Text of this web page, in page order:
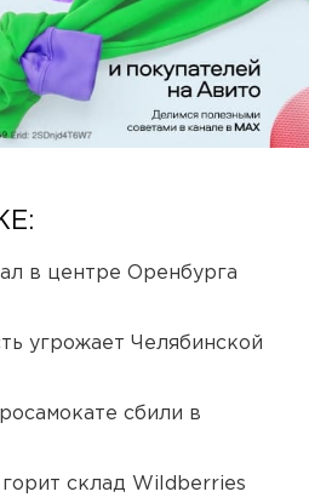
в центре Оренбурга
угрожает Челябинской
сбили в
склад Wildberries